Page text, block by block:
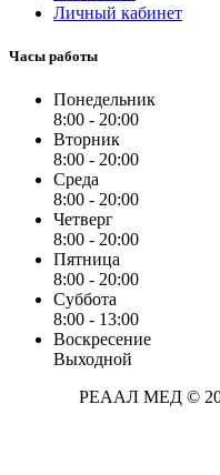
Личный кабинет
Часы работы
Понедельник
8:00 - 20:00
Вторник
8:00 - 20:00
Среда
8:00 - 20:00
Четверг
8:00 - 20:00
Пятница
8:00 - 20:00
Суббота
8:00 - 13:00
Воскресение
Выходной
РЕААЛ МЕД ©